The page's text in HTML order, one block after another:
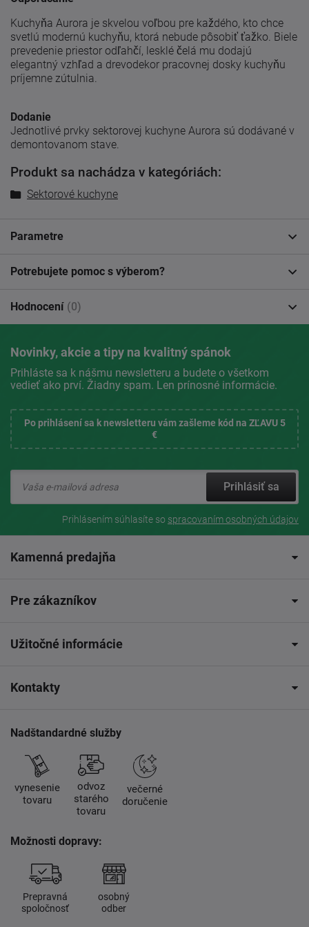
Kuchyňa Aurora je skvelou voľbou pre každého, kto chce
svetlú modernú kuchyňu, ktorá nebude pôsobiť ťažko. Biele
prevedenie priestor odľahčí, lesklé čelá mu dodajú
elegantný vzhľad a drevodekor pracovnej dosky kuchyňu
príjemne zútulnia.
Dodanie
Jednotlivé prvky sektorovej kuchyne Aurora sú dodávané v
demontovanom stave.
Produkt sa nachádza v kategóriách:
Sektorové kuchyne
Parametre
Potrebujete pomoc s výberom?
Hodnocení (0)
Novinky, akcie a tipy na kvalitný spánok
Prihláste sa k nášmu newsletteru a budete o všetkom
vedieť ako prví. Žiadny spam. Len prínosné informácie.
Po prihlásení sa k newsletteru vám zašleme kód na ZĽAVU 5
€
Prihlásiť sa
Prihlásením súhlasíte so spracovaním osobných údajov
Kamenná predajňa
Pre zákazníkov
Užitočné informácie
Kontakty
Nadštandardné služby
vynesenie
tovaru
odvoz
starého
tovaru
večerné
doručenie
Možnosti dopravy:
Prepravná
spoločnosť
osobný
odber